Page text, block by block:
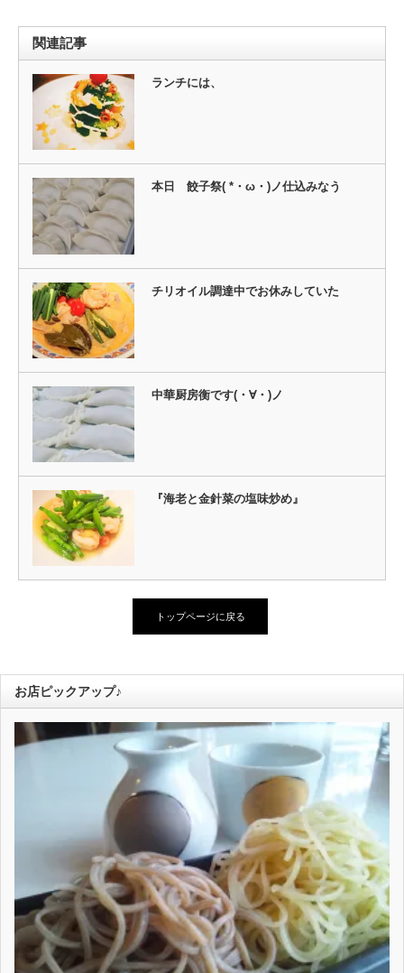
ド
ウ
で
開
き
ま
さ
し
い
ウ
ィ
ン
ド
ウ
で
開
ま
す)
関連記事
ランチには、
本日 餃子祭( *・ω・)ノ仕込みなう
チリオイル調達中でお休みしていた
中華厨房衡です(・∀・)ノ
『海老と金針菜の塩味炒め』
トップページに戻る
お店ピックアップ♪